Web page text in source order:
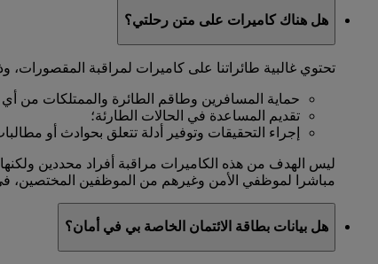
هل هناك كاميرات على متن رحلتي؟
تحتوي غالبية طائراتنا على كاميرات لمراقبة المقصورات،
حماية المسافرين وطاقم الطائرة والممتلكات من
تقديم المساعدة في الحالات الطارئة؛
إجراء التحقيقات وتوفير أدلة تتعلق بحوادث أو
ليس الهدف من هذه الكاميرات مراقبة أفراد محددين
مباشرا لموظفي الأمن وغيرهم من الموظفين المختصين،
هل بيانات بطاقة الائتمان الخاصة بي في أمان؟